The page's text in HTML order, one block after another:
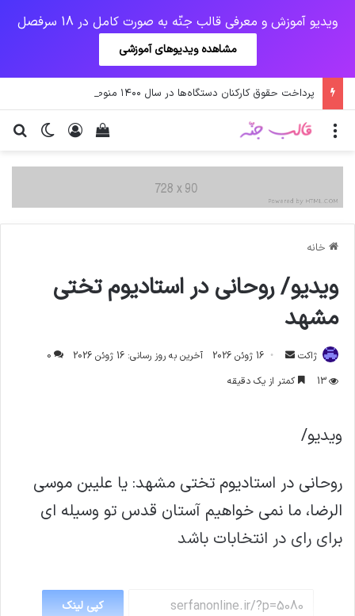
ویدیو آموزش و معرفی قالب جنّه به صورت کامل در 18 سرفصل
مشاهده ویدیوهای آموزشی
تغییر ورود
دیدن سبد خرید منو
خانه
ویدیو/ روحانی در استادیوم تختی
مشهد
ژاکت
ارسال
ایمیل
16 ژوئن 2026 آخرین به روز رسانی: 16 ژوئن 2026
0
13
کمتر از یک دقیقه
ویدیو/
روحانی در استادیوم تختی مشهد: یا علیبن موسی
الرضا، ما نمی خواهیم آستان قدس تو وسیله ای
برای رای در انتخابات باشد
کپی لینک